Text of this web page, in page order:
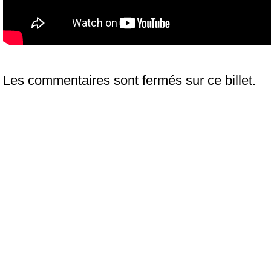
Les commentaires sont fermés sur ce billet.